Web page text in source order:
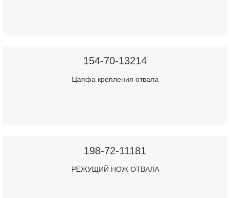
154-70-13214
Цапфа крепления отвала
198-72-11181
РЕЖУЩИЙ НОЖ ОТВАЛА